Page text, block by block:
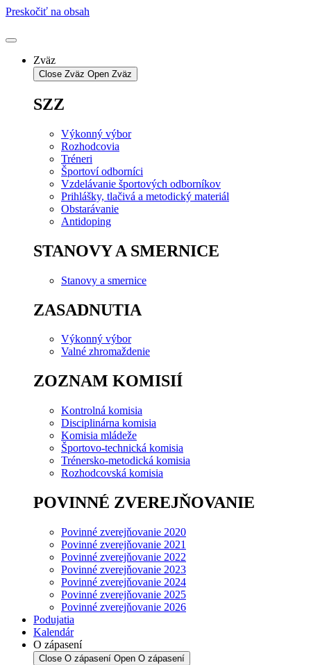
Preskočiť na obsah
Zväz
Close Zväz Open Zväz
SZZ
Výkonný výbor
Rozhodcovia
Tréneri
Športoví odborníci
Vzdelávanie športových odborníkov
Prihlášky, tlačivá a metodický materiál
Obstarávanie
Antidoping
STANOVY A SMERNICE
Stanovy a smernice
ZASADNUTIA
Výkonný výbor
Valné zhromaždenie
ZOZNAM KOMISIÍ
Kontrolná komisia
Disciplinárna komisia
Komisia mládeže
Športovo-technická komisia
Trénersko-metodická komisia
Rozhodcovská komisia
POVINNÉ ZVEREJŇOVANIE
Povinné zverejňovanie 2020
Povinné zverejňovanie 2021
Povinné zverejňovanie 2022
Povinné zverejňovanie 2023
Povinné zverejňovanie 2024
Povinné zverejňovanie 2025
Povinné zverejňovanie 2026
Podujatia
Kalendár
O zápasení
Close O zápasení Open O zápasení